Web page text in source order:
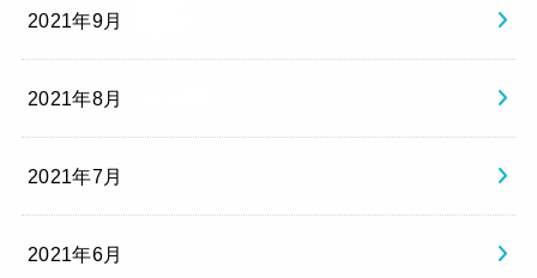
2021年9月
2021年8月
2021年7月
2021年6月